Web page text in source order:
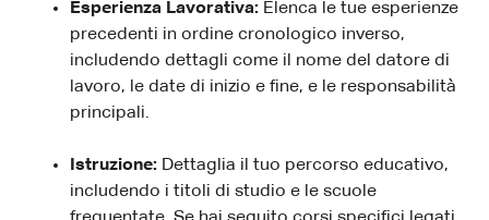
Esperienza Lavorativa: Elenca le tue esperienze
precedenti in ordine cronologico inverso,
includendo dettagli come il nome del datore di
lavoro, le date di inizio e fine, e le responsabilità
principali.
Istruzione: Dettaglia il tuo percorso educativo,
includendo i titoli di studio e le scuole